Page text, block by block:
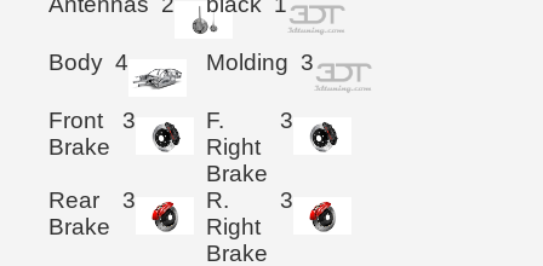
Body 4 Molding 3
Front
Brake
3
F.
Right
Brake
3
Rear
Brake
3
R.
Right
Brake
3